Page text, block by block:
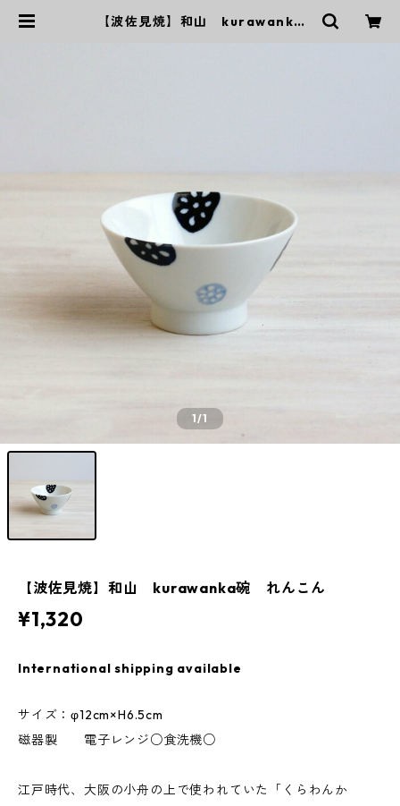
【波佐見焼】和山 kurawanka
1/1
【波佐見焼】和山 kurawanka碗 れんこん
¥1,320
International shipping available
サイズ：φ12cm×H6.5cm
磁器製 電子レンジ○食洗機○
江戸時代、大阪の小舟の上で使われていた「くらわんか